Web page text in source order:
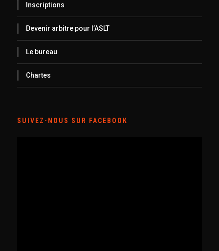
Inscriptions
Devenir arbitre pour l’ASLT
Le bureau
Chartes
SUIVEZ-NOUS SUR FACEBOOK